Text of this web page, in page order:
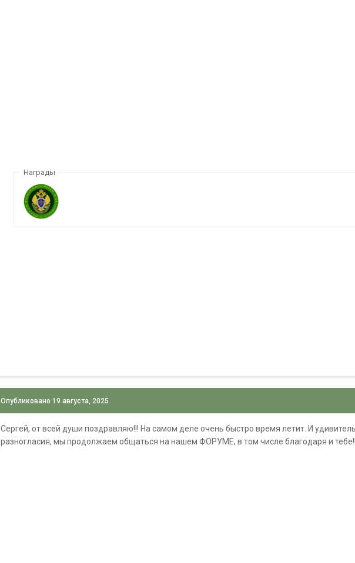
Награды
Опубликовано19 августа, 2025
Сергей, от всей души поздравляю!!! На самом деле очень быстро время летит. И
разногласия, мы продолжаем общаться на нашем ФОРУМЕ, в том числе благодаря и